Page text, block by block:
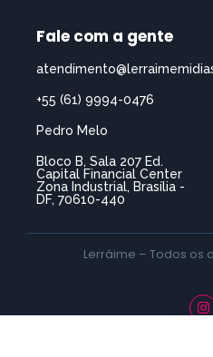
Fale com a gente
+55 (61) 9994-0476
Pedro Melo
Bloco B, Sala 207 Ed.
Capital Financial Center
Zona Industrial, Brasília -
DF, 70610-440
Lerráime – Todos os